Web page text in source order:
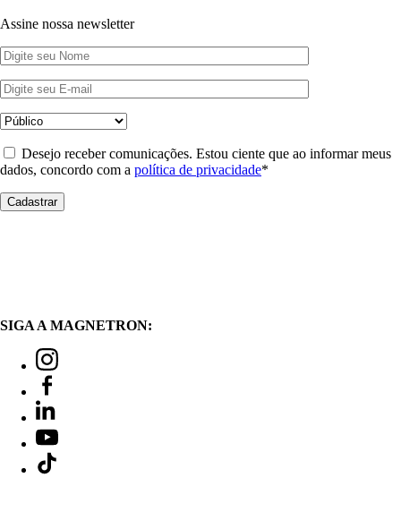
Assine nossa newsletter
Desejo receber comunicações. Estou ciente que ao informar meus
dados, concordo com a política de privacidade*
SIGA A MAGNETRON: